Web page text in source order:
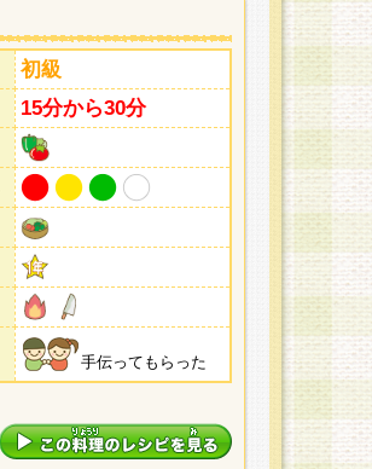
初級
15分から30分
手伝ってもらった